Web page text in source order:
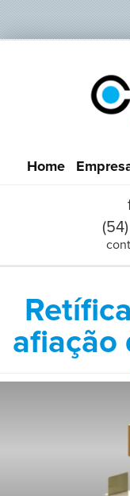
Home
(54)
afiação